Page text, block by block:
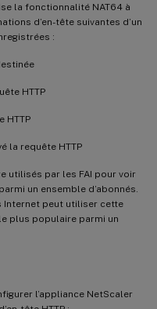
la fonctionnalité NAT64 à
d’en-tête suivantes d’un
:
HTTP
HTTP
la requête HTTP
utilisés par les FAI pour voir
un ensemble d’abonnés.
Internet peut utiliser cette
plus populaire parmi un
l’appliance NetScaler